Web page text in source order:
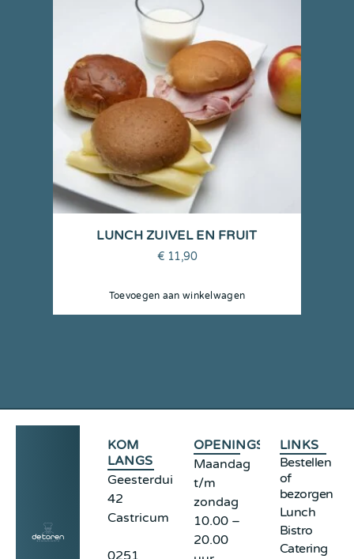
LUNCH ZUIVEL EN FRUIT
€ 11,90
Toevoegen aan winkelwagen
KOM
LANGS
Geesterduinweg
42
Castricum
0251
OPENINGSTIJDEN
Maandag
t/m
zondag
10.00 –
20.00
LINKS
Bestellen
of
bezorgen
Lunch
Bistro
Catering